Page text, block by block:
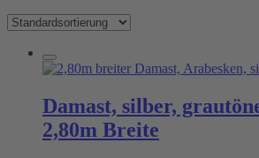
Damast, silber,
2,80m Breite